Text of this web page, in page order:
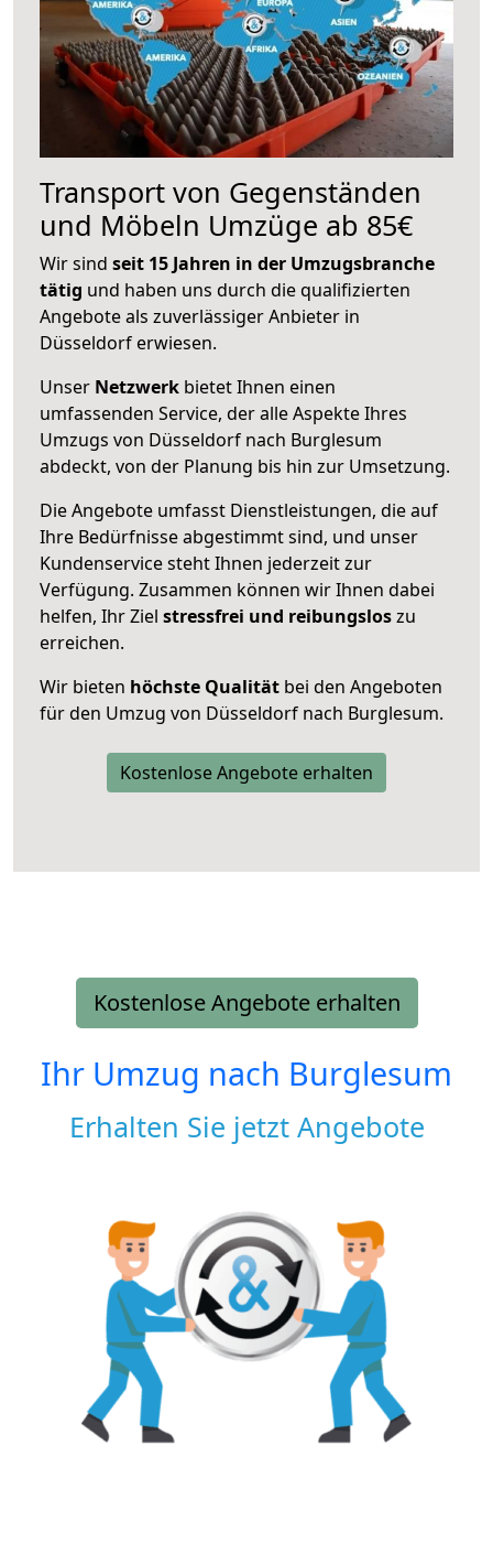
Transport von Gegenständen
und Möbeln Umzüge ab 85€
Wir sind seit 15 Jahren in der Umzugsbranche
tätig und haben uns durch die qualifizierten
Angebote als zuverlässiger Anbieter in
Düsseldorf erwiesen.
Unser Netzwerk bietet Ihnen einen
umfassenden Service, der alle Aspekte Ihres
Umzugs von Düsseldorf nach Burglesum
abdeckt, von der Planung bis hin zur Umsetzung.
Die Angebote umfasst Dienstleistungen, die auf
Ihre Bedürfnisse abgestimmt sind, und unser
Kundenservice steht Ihnen jederzeit zur
Verfügung. Zusammen können wir Ihnen dabei
helfen, Ihr Ziel stressfrei und reibungsloszu
erreichen.
Wir bieten höchste Qualität bei den Angeboten
für den Umzug von Düsseldorf nach Burglesum.
Kostenlose Angebote erhalten
Kostenlose Angebote erhalten
Ihr Umzug nach Burglesum
Erhalten Sie jetzt Angebote